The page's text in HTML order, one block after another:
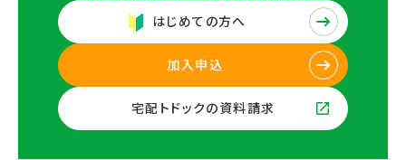
はじめての方へ
加入申込
宅配トドックの資料請求